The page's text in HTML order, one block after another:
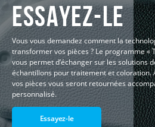
Essayez-le
Vous vous demandez comment la
transformer vos pièces ? Le programme «
vous permet d’échanger sur les solutions
échantillons pour traitement et
vos pièces vous seront retournées
personnalisé.
Essayez-le